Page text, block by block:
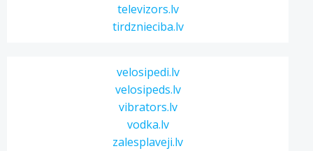
televizors.lv
tirdznieciba.lv
velosipedi.lv
velosipeds.lv
vibrators.lv
vodka.lv
zalesplaveji.lv